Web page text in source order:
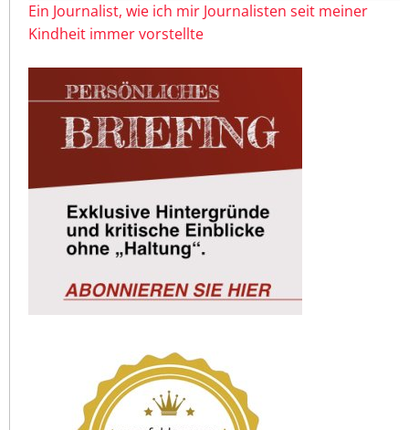
Ein Journalist, wie ich mir Journalisten seit meiner
Kindheit immer vorstellte